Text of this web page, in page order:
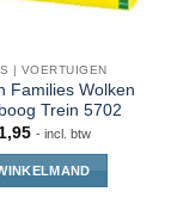
| VOERTUIGEN
Families Wolken
Trein 5702
- incl. btw